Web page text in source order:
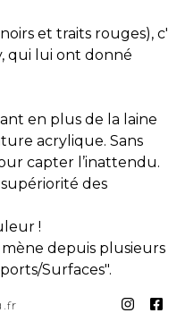
et traits rouges), c'
qui lui ont donné
en plus de la laine
acrylique. Sans
capter l’inattendu.
des
!
depuis plusieurs
Surfaces".